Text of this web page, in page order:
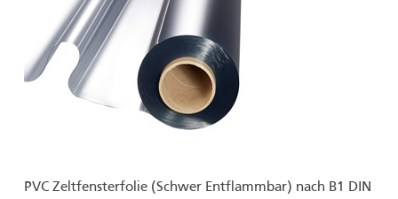
PVC Zeltfensterfolie (Schwer Entflammbar) nach B1 DIN